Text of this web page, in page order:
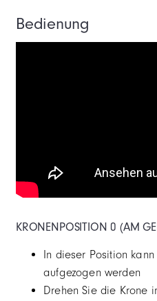
GARANTIE
Bedienung
KRONENPOSITION 0 (AM
In dieser Position
aufgezogen werden
Drehen Sie die Krone